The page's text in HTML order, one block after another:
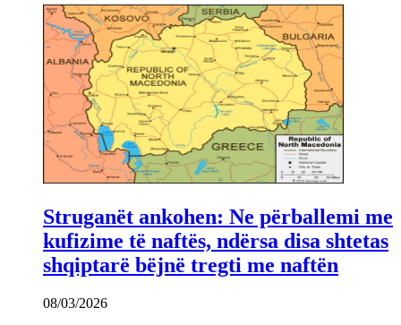
Struganët ankohen: Ne përballemi me
kufizime të naftës, ndërsa disa shtetas
shqiptarë bëjnë tregti me naftën
08/03/2026